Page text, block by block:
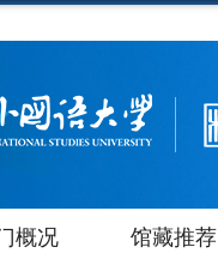
概况 馆藏推荐